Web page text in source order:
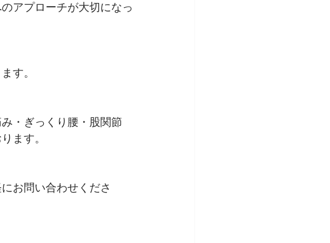
アプローチが大切になっ
す。
・ぎっくり腰・股関節
ます。
お問い合わせくださ